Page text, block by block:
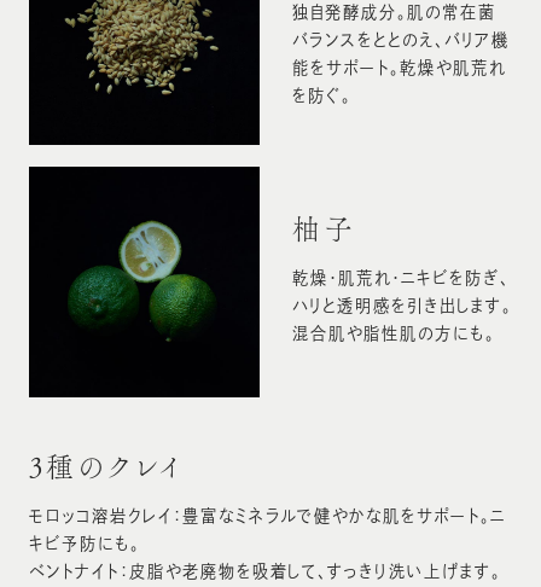
独自発酵成分。肌の常在菌
バランスをととのえ、バリア機
能をサポート。乾燥や肌荒れ
を防ぐ。
柚子
乾燥・肌荒れ・ニキビを防ぎ、
ハリと透明感を引き出します。
混合肌や脂性肌の方にも。
3種のクレイ
モロッコ溶岩クレイ：豊富なミネラルで健やかな肌をサポート。ニ
キビ予防にも。
ベントナイト：皮脂や老廃物を吸着して、すっきり洗い上げます。